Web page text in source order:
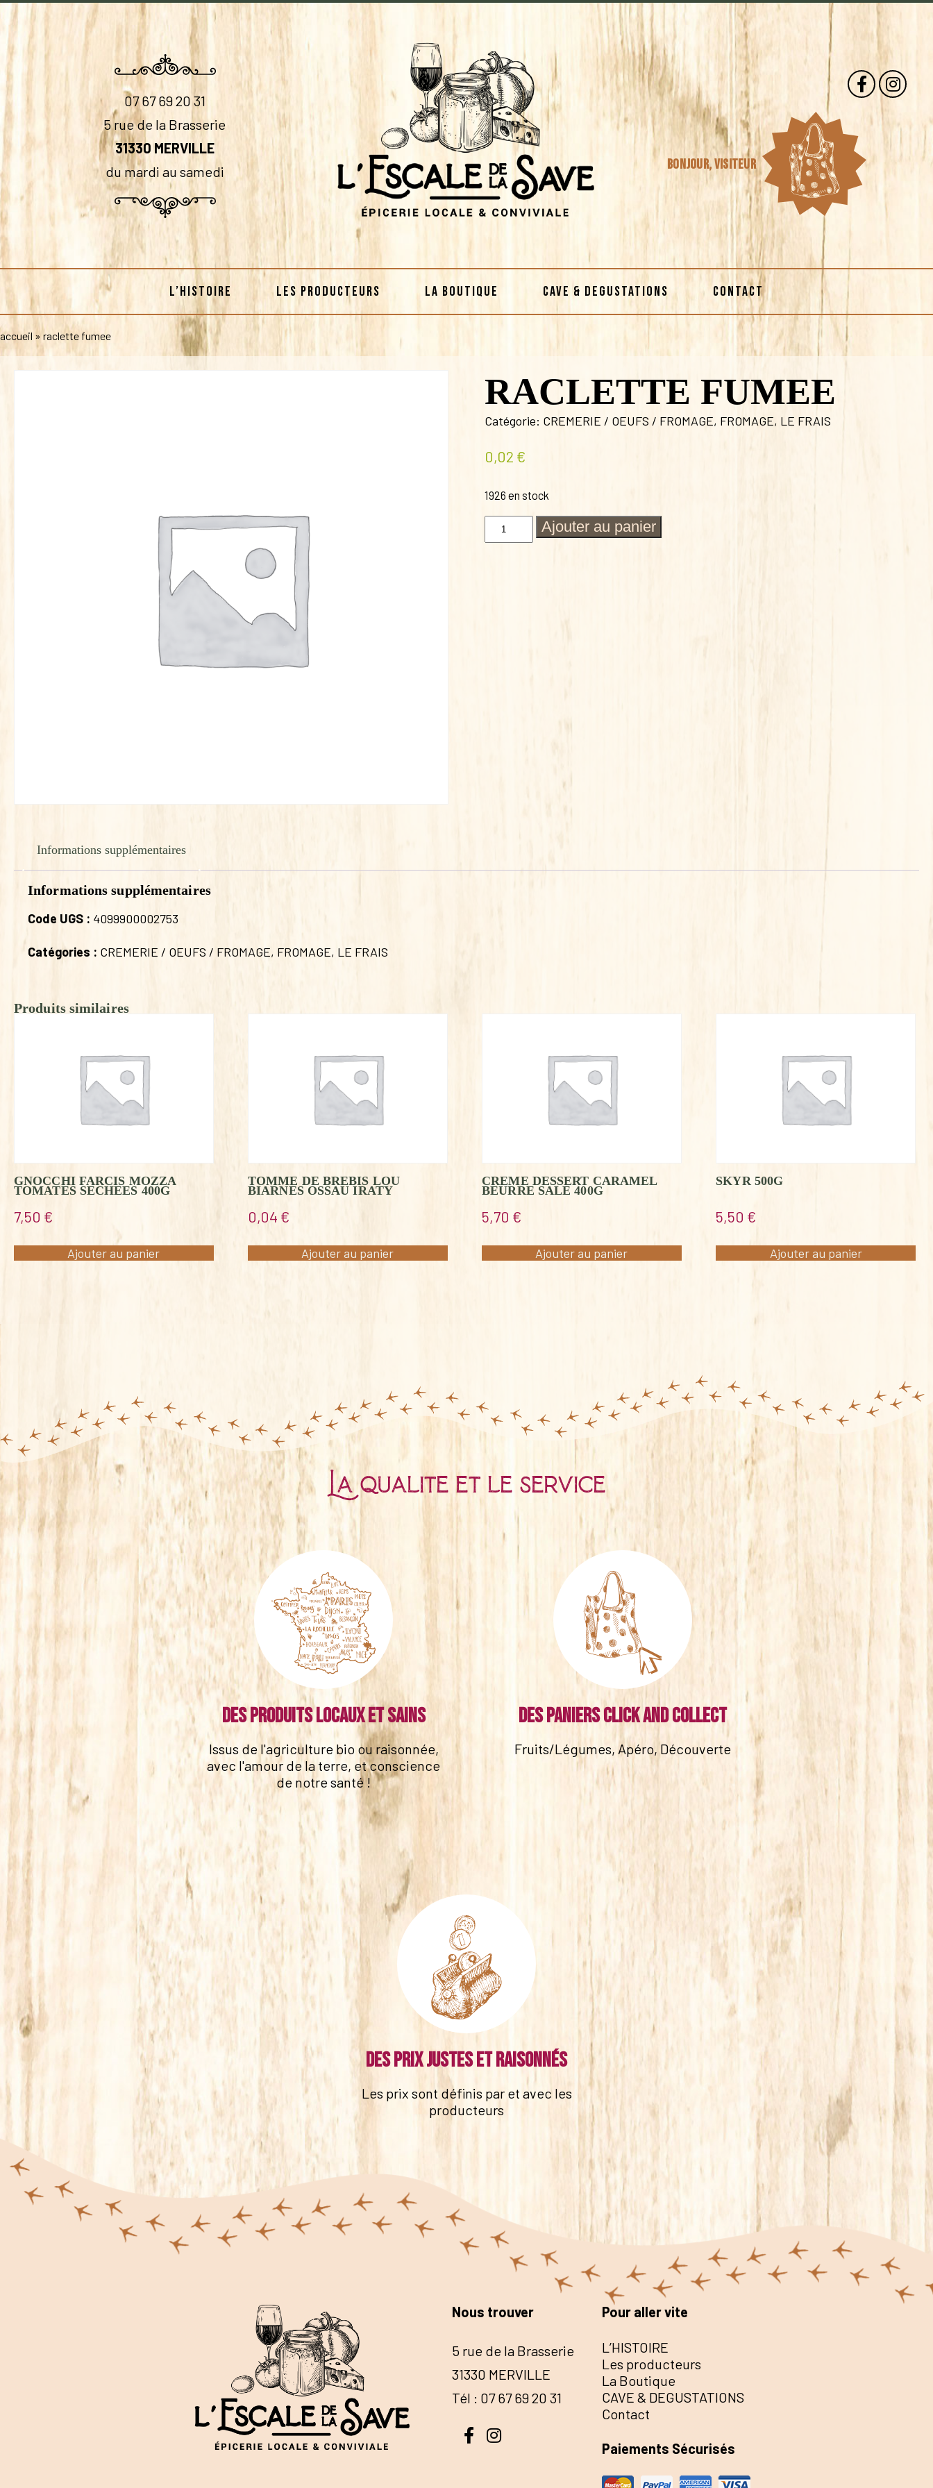
07 67 69 20 31
5 rue de la Brasserie
31330 MERVILLE
du mardi au samedi
Bonjour,visiteur
L’HISTOIRE LES PRODUCTEURS LA BOUTIQUE CAVE & DEGUSTATIONS CONTACT
accueil »raclette fumee
RACLETTE FUMEE
Catégorie: CREMERIE / OEUFS / FROMAGE, FROMAGE, LE FRAIS
0,02 €
1926 en stock
quantité
Ajouter au panier
Informations supplémentaires
Informations supplémentaires
Code UGS : 4099900002753
Catégories : CREMERIE / OEUFS / FROMAGE, FROMAGE, LE FRAIS
Produits similaires
GNOCCHI FARCIS MOZZA
TOMATES SECHEES 400G
7,50 €
Ajouter au panier
TOMME DE BREBIS LOU
BIARNES OSSAU IRATY
0,04 €
Ajouter au panier
CREME DESSERT CARAMEL
BEURRE SALE 400G
5,70 €
Ajouter au panier
SKYR 500G
5,50 €
Ajouter au panier
La qualité et le service
Des produits locaux et sains
Issus de l'agriculture bio ou raisonnée,
avec l'amour de la terre, et conscience
de notre santé !
Des paniers click and collect
Fruits/Légumes, Apéro, Découverte
Des prix justes et raisonnés
Les prix sont définis par et avec les
producteurs
Nous trouver
5 rue de la Brasserie
31330 MERVILLE
Tél : 07 67 69 20 31
Pour aller vite
L’HISTOIRE
Les producteurs
La Boutique
CAVE & DEGUSTATIONS
Contact
Paiements Sécurisés